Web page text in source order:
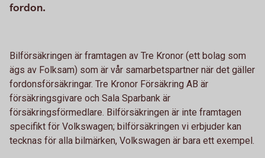
fordon.
Bilförsäkringen är framtagen av Tre Kronor (ett bolag som
ägs av Folksam) som är vår samarbetspartner när det gäller
fordonsförsäkringar. Tre Kronor Försäkring AB är
försäkringsgivare och Sala Sparbank är
försäkringsförmedlare. Bilförsäkringen är inte framtagen
specifikt för Volkswagen; bilförsäkringen vi erbjuder kan
tecknas för alla bilmärken, Volkswagen är bara ett exempel.